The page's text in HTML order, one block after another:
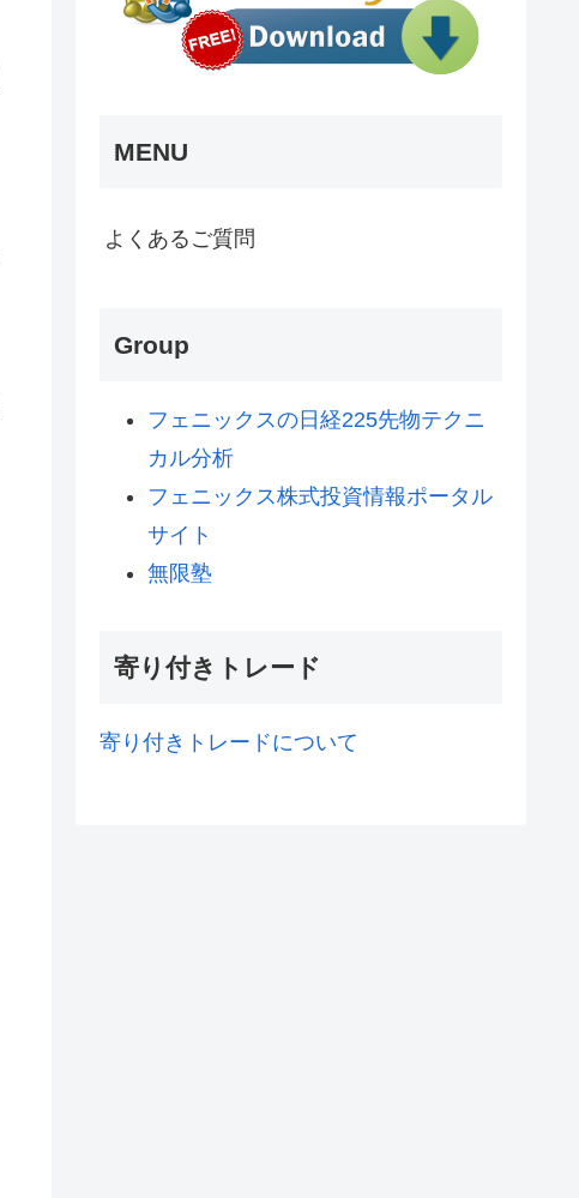
MENU
よくあるご質問
Group
フェニックスの日経225先物テクニ
カル分析
フェニックス株式投資情報ポータル
サイト
無限塾
寄り付きトレード
寄り付きトレードについて